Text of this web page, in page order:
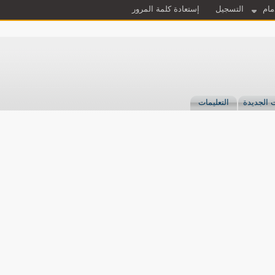
التسجيل إستعادة كلمة المرور
الجديدة التعليمات